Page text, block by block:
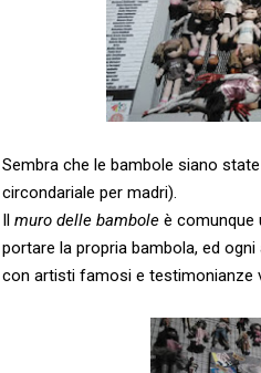
Sembra che le bambole siano
circondariale per madri).
Il muro delle bambole è comunque
portare la propria bambola, ed
con artisti famosi e testimonianze